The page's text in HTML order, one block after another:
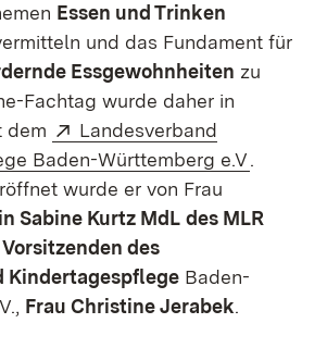
Essen und Trinken
und das Fundament für
Essgewohnheiten zu
Fachtag wurde daher in
dem
Extern:
Landesverband
Baden-Württemberg e.V.
wurde er von Frau
Sabine Kurtz MdL des MLR
Vorsitzenden des
Kindertagespflege Baden-
Frau Christine Jerabek.